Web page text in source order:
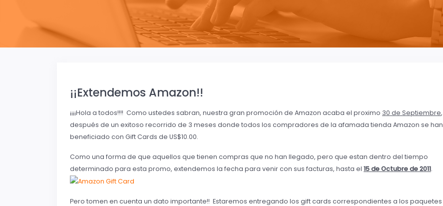
¡¡Extendemos Amazon!!
¡¡¡¡Hola a todos!!!! Como ustedes sabran, nuestra gran promoción de Amazon acaba el proximo 30 de Septiembre,
después de un exitoso recorrido de 3 meses donde todos los compradores de la afamada tienda Amazon se han
beneficiado con Gift Cards de US$10.00.
Como una forma de que aquellos que tienen compras que no han llegado, pero que estan dentro del tiempo
determinado para esta promo, extendemos la fecha para venir con sus facturas, hasta el 15 de Octubre de 2011.
Pero tomen en cuenta un dato importante!! Estaremos entregando los gift cards correspondientes a los paquetes